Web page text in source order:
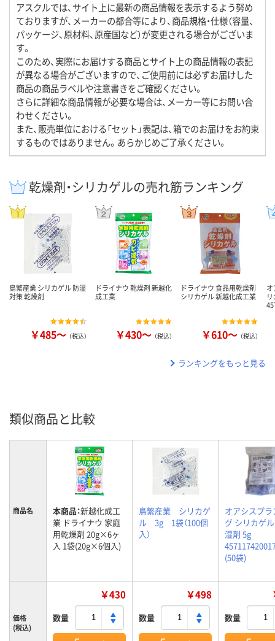
アスクルでは、サイト上に最新の商品情報を表示するよう努め
ておりますが、メーカーの都合等により、商品規格・仕様（容量、
パッケージ、原材料、原産国など）が変更される場合がございま
す。
このため、実際にお届けする商品とサイト上の商品情報の表記
が異なる場合がございますので、ご使用前には必ずお届けした
商品の商品ラベルや注意書きをご確認ください。
さらに詳細な商品情報が必要な場合は、メーカー等にお問い合
わせください。
また、販売単位における「セット」表記は、箱でのお届けをお約束
するものではありません。あらかじめご了承ください。
乾燥剤・シリカゲルの売れ筋ランキング
鳥繁産業 シリカゲル 防湿
対策 乾燥剤
￥485～ （税込）
ドライナウ 乾燥剤 新越化
成工業
￥430～ （税込）
ドライナウ 食品用乾燥剤
シリカゲル 新越化成工業
￥610～ （税込）
ランキングをもっと見る
類似商品と比較
商品名 本商品：新越化成工
業 ドライナウ 家庭
用乾燥剤 20g×6ヶ
入 1袋(20g×6個入)
鳥繁産業 シリカゲ
ル 3g 1袋（100個
入）
オアシスプ
グ シリカゲ
湿剤 5g
(50袋)
価格
(税込)
￥430
数量
￥498
数量 数量